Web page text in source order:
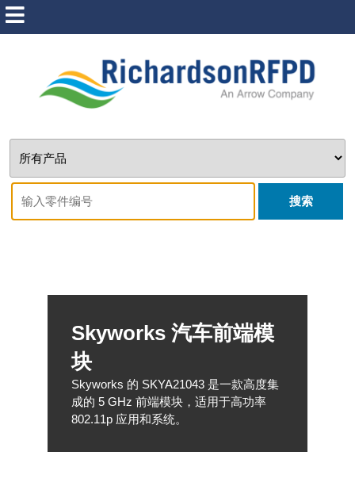
搜索
Skyworks 汽车前端模
块
Skyworks 的 SKYA21043 是一款高度集
成的 5 GHz 前端模块，适用于高功率
802.11p 应用和系统。